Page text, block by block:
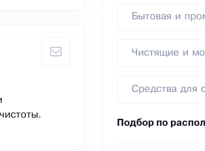
Средства для
Подбор по